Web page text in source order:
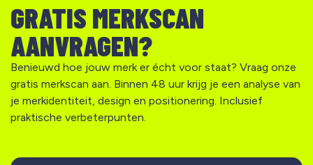
GRATIS MERKSCAN
AANVRAGEN?
Benieuwd hoe jouw merk er écht voor staat? Vraag onze
gratis merkscan aan. Binnen 48 uur krijg je een analyse van
je merkidentiteit, design en positionering. Inclusief
praktische verbeterpunten.